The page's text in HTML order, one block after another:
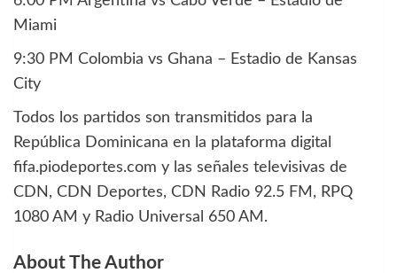
Miami
9:30 PM Colombia vs Ghana – Estadio de Kansas
City
Todos los partidos son transmitidos para la
República Dominicana en la plataforma digital
fifa.piodeportes.com y las señales televisivas de
CDN, CDN Deportes, CDN Radio 92.5 FM, RPQ
1080 AM y Radio Universal 650 AM.
About The Author